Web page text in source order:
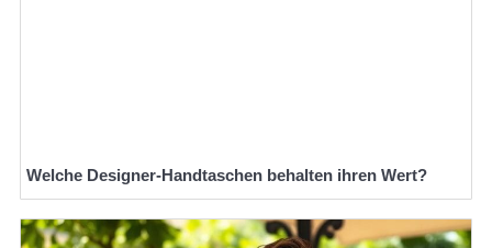
Welche Designer-Handtaschen behalten ihren Wert?